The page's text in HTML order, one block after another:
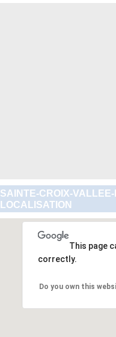
SAINTE-CROIX-
LOCALISATION
This page
correctly.
Do you own this